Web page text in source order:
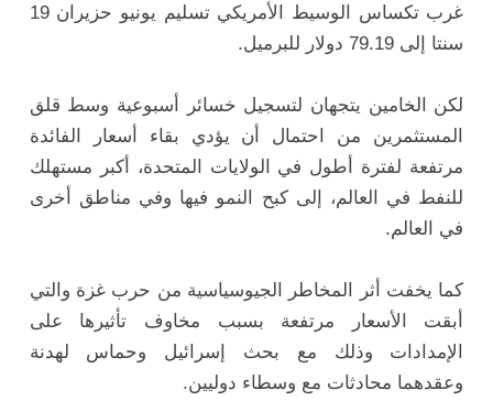
غرب تكساس الوسيط الأمريكي تسليم يونيو حزيران 19
سنتا إلى 79.19 دولار للبرميل.
لكن الخامين يتجهان لتسجيل خسائر أسبوعية وسط قلق
المستثمرين من احتمال أن يؤدي بقاء أسعار الفائدة
مرتفعة لفترة أطول في الولايات المتحدة، أكبر مستهلك
للنفط في العالم، إلى كبح النمو فيها وفي مناطق أخرى
في العالم.
كما يخفت أثر المخاطر الجيوسياسية من حرب غزة والتي
أبقت الأسعار مرتفعة بسبب مخاوف تأثيرها على
الإمدادات وذلك مع بحث
إسرائيل وحماس لهدنة
وعقدهما محادثات مع وسطاء دوليين.